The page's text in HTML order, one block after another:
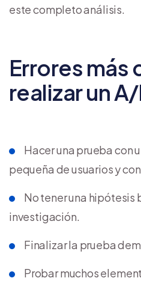
este completo análisis.
Errores más
realizar un
Hacer una prueba con
pequeña de usuarios y
No tener una hipótesis
investigación.
Finalizar la prueba
Probar muchos